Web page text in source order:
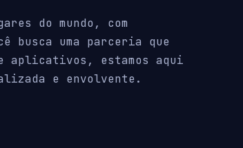
do mundo, com
uma parceria que
aplicativos, estamos aqui
e envolvente.